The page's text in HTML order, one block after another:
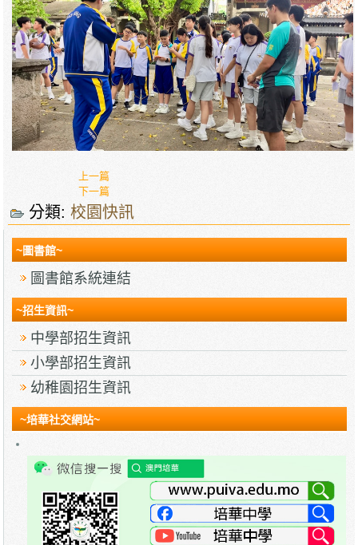
上一篇
下一篇
分類:校園快訊
~圖書館~
圖書館系統連結
~招生資訊~
中學部招生資訊
小學部招生資訊
幼稚園招生資訊
~培華社交網站~